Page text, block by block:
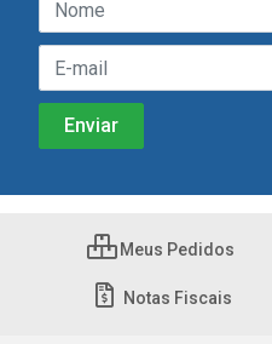
Meus Pedidos
Notas Fiscais